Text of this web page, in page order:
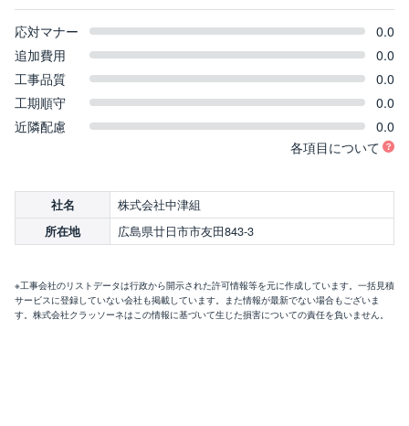
応対マナー
0.0
追加費用
0.0
工事品質
0.0
工期順守
0.0
近隣配慮
0.0
各項目について
社名 株式会社中津組
所在地 広島県廿日市市友田843-3
※工事会社のリストデータは行政から開示された許可情報等を元に作成しています。一括見積
サービスに登録していない会社も掲載しています。また情報が最新でない場合もございま
す。株式会社クラッソーネはこの情報に基づいて生じた損害についての責任を負いません。